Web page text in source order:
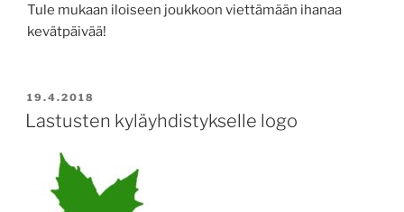
Tule mukaan iloiseen joukkoon viettämään ihanaa
kevätpäivää!
JULKAISTU
19.4.2018
Lastusten kyläyhdistykselle logo